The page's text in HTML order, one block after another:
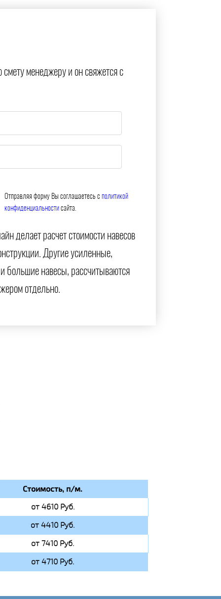
смету менеджеру и он свяжется с
Отправляя форму Вы соглашаетесь с политикой
конфиденциальности сайта.
делает расчет стоимости навесов
Другие усиленные,
большие навесы, рассчитываются
отдельно.
Стоимость, п/м.
от 4610 Руб.
от 4410 Руб.
от 7410 Руб.
от 4710 Руб.